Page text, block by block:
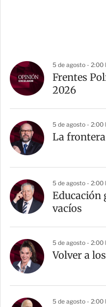
5 de agosto - 2:00
Frentes
2026
5 de agosto - 2:00
La
5 de agosto - 2:00
Educación
vacíos
5 de agosto - 2:00
Volver a
5 de agosto - 2:00